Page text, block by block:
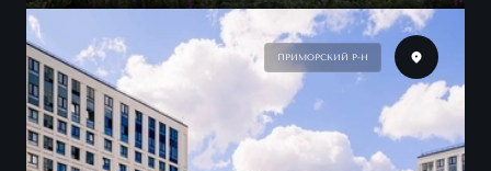
ПРИМОРСКИЙ Р-Н